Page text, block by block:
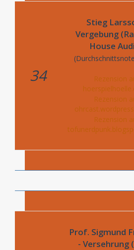
34
Stieg
Vergebung
House
Rezension
Rezension
Rezension
Prof. Sigmund
- Versehrung